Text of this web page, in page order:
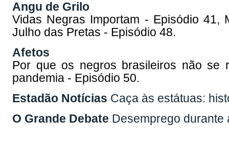
Angu de Grilo
Vidas Negras Importam - Episódio
Julho das Pretas - Episódio 48.
Afetos
Por que os negros brasileiros não se
pandemia - Episódio 50.
Estadão Notícias Caça às estátuas:
O Grande Debate Desemprego durante